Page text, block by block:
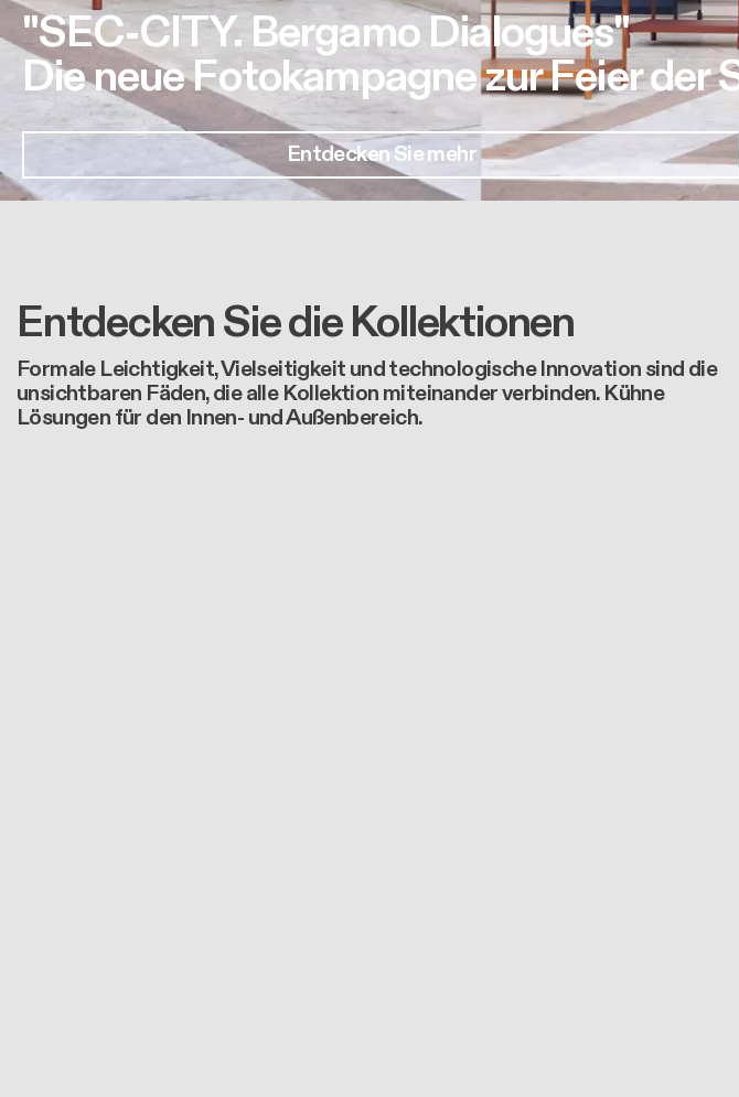
"SEC-CITY. Bergamo Dialogues"
Die neue Fotokampagne zur Feier der
Entdecken Sie mehr
Entdecken Sie die Kollektionen
Formale Leichtigkeit, Vielseitigkeit und technologische Innovation sind die
unsichtbaren Fäden, die alle Kollektion miteinander verbinden. Kühne
Lösungen für den Innen- und Außenbereich.